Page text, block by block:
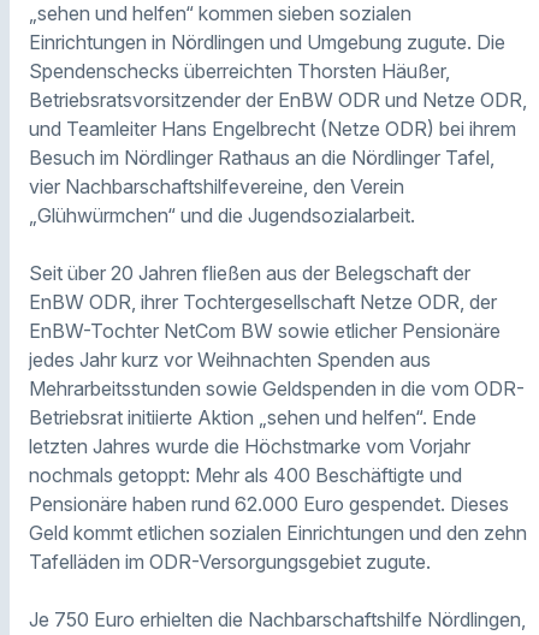
„sehen und helfen“ kommen sieben sozialen
Einrichtungen in Nördlingen und Umgebung zugute. Die
Spendenschecks überreichten Thorsten Häußer,
Betriebsratsvorsitzender der EnBW ODR und Netze ODR,
und Teamleiter Hans Engelbrecht (Netze ODR) bei ihrem
Besuch im Nördlinger Rathaus an die Nördlinger Tafel,
vier Nachbarschaftshilfevereine, den Verein
„Glühwürmchen“ und die Jugendsozialarbeit.
Seit über 20 Jahren fließen aus der Belegschaft der
EnBW ODR, ihrer Tochtergesellschaft Netze ODR, der
EnBW-Tochter NetCom BW sowie etlicher Pensionäre
jedes Jahr kurz vor Weihnachten Spenden aus
Mehrarbeitsstunden sowie Geldspenden in die vom ODR-
Betriebsrat initiierte Aktion „sehen und helfen“. Ende
letzten Jahres wurde die Höchstmarke vom Vorjahr
nochmals getoppt: Mehr als 400 Beschäftigte und
Pensionäre haben rund 62.000 Euro gespendet. Dieses
Geld kommt etlichen sozialen Einrichtungen und den zehn
Tafelläden im ODR-Versorgungsgebiet zugute.
Je 750 Euro erhielten die Nachbarschaftshilfe Nördlingen,